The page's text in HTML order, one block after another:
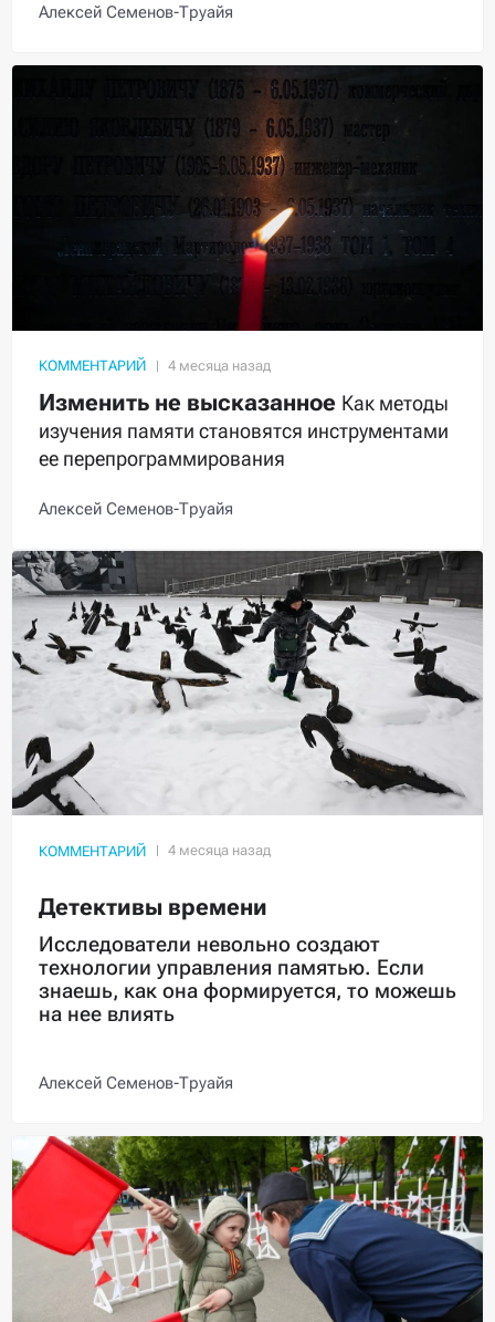
Алексей Семенов-Труайя
КОММЕНТАРИЙ
Изменить не высказанное Как методы
изучения памяти становятся инструментами
ее перепрограммирования
Алексей Семенов-Труайя
КОММЕНТАРИЙ
Детективы времени
Исследователи невольно создают
технологии управления памятью. Если
знаешь, как она формируется, то можешь
на нее влиять
Алексей Семенов-Труайя